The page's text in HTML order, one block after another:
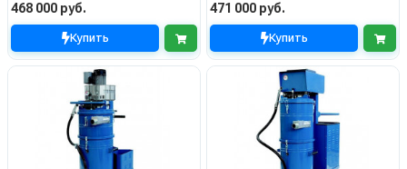
468 000 руб.
Купить
471 000 руб.
Купить